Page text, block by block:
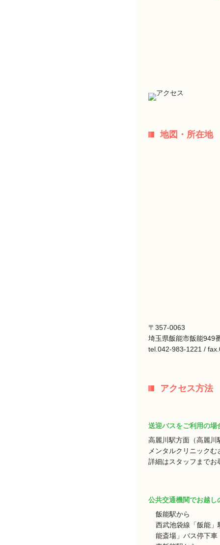
地図・所在地
〒357-0063
埼玉県飯能市飯能949
tel.042-983-1221 /
アクセス方法
送迎バスをご利用の場
高麗川駅方面（高麗川
メンタルクリニック
詳細はスタッフまでお
公共交通機関でお越し
飯能駅から
西武池袋線「飯能
能斎場」バス停下車